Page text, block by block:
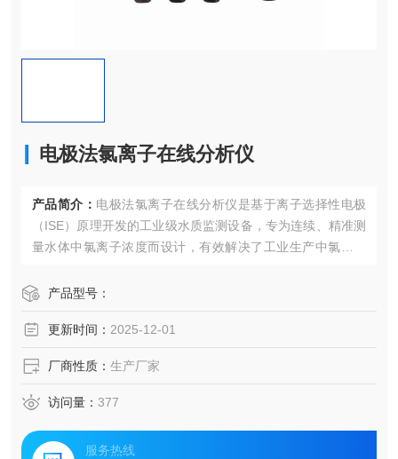
电极法氯离子在线分析仪
产品简介： 电极法氯离子在线分析仪是基于离子选择性电极
（ISE）原理开发的工业级水质监测设备，专为连续、精准测
量水体中氯离子浓度而设计，有效解决了工业生产中氯离子
水水质调节提供数据支持，也能满足环保领域的污水排放达
产品型号：
更新时间： 2025-12-01
厂商性质： 生产厂家
访问量： 377
服务热线